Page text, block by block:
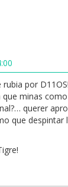
por D11OS!
minas
querer
que despintar